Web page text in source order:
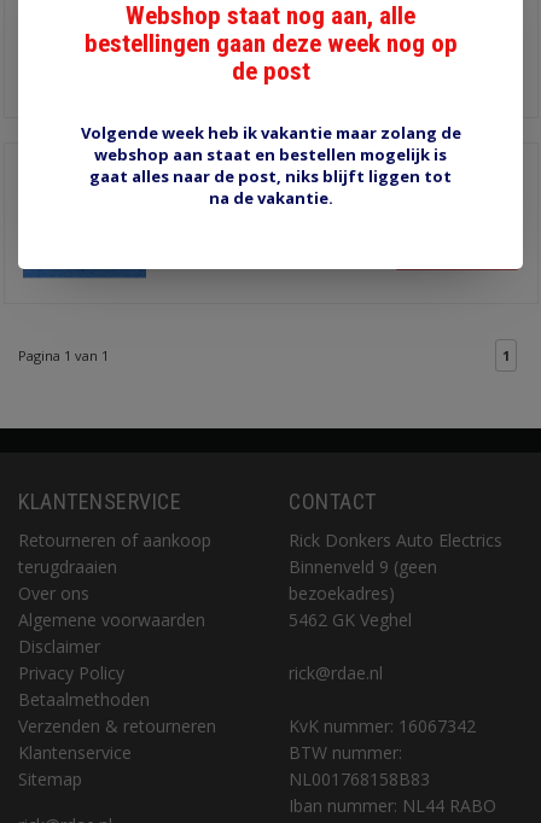
afdekking voor
aansluitingen
Kartelmoer M12x1
Pagina 1 van 1 1
KLANTENSERVICE
Retourneren of aankoop
terugdraaien
Over ons
Algemene voorwaarden
Disclaimer
Privacy Policy
Betaalmethoden
Verzenden & retourneren
Klantenservice
Sitemap
CONTACT
Rick Donkers Auto Electrics
Binnenveld 9 (geen
bezoekadres)
5462 GK Veghel
rick@rdae.nl
KvK nummer: 16067342
BTW nummer:
NL001768158B83
Iban nummer: NL44 RABO
Webshop staat nog aan, alle
bestellingen gaan deze week nog op
de post
Volgende week heb ik vakantie maar zolang de
webshop aan staat en bestellen mogelijk is
gaat alles naar de post, niks blijft liggen tot
na de vakantie.